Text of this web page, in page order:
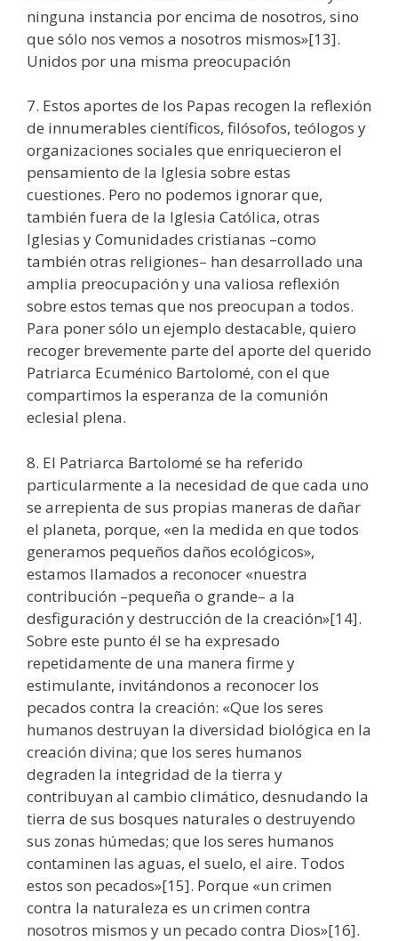
ninguna instancia por encima de nosotros, sino
que sólo nos vemos a nosotros mismos»[13].
Unidos por una misma preocupación
7. Estos aportes de los Papas recogen la reflexión
de innumerables científicos, filósofos, teólogos y
organizaciones sociales que enriquecieron el
pensamiento de la Iglesia sobre estas
cuestiones. Pero no podemos ignorar que,
también fuera de la Iglesia Católica, otras
Iglesias y Comunidades cristianas –como
también otras religiones– han desarrollado una
amplia preocupación y una valiosa reflexión
sobre estos temas que nos preocupan a todos.
Para poner sólo un ejemplo destacable, quiero
recoger brevemente parte del aporte del querido
Patriarca Ecuménico Bartolomé, con el que
compartimos la esperanza de la comunión
eclesial plena.
8. El Patriarca Bartolomé se ha referido
particularmente a la necesidad de que cada uno
se arrepienta de sus propias maneras de dañar
el planeta, porque, «en la medida en que todos
generamos pequeños daños ecológicos»,
estamos llamados a reconocer «nuestra
contribución –pequeña o grande– a la
desfiguración y destrucción de la creación»[14].
Sobre este punto él se ha expresado
repetidamente de una manera firme y
estimulante, invitándonos a reconocer los
pecados contra la creación: «Que los seres
humanos destruyan la diversidad biológica en la
creación divina; que los seres humanos
degraden la integridad de la tierra y
contribuyan al cambio climático, desnudando la
tierra de sus bosques naturales o destruyendo
sus zonas húmedas; que los seres humanos
contaminen las aguas, el suelo, el aire. Todos
estos son pecados»[15]. Porque «un crimen
contra la naturaleza es un crimen contra
nosotros mismos y un pecado contra Dios»[16].